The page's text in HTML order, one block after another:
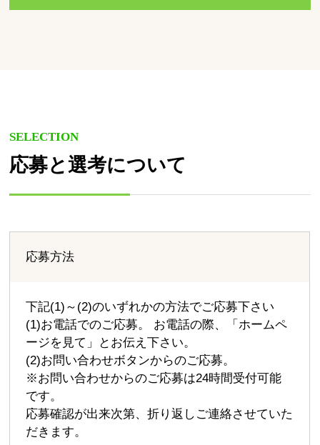
SELECTION
応募と選考について
応募方法
下記(1)～(2)のいずれかの方法でご応募下さい
(1)お電話でのご応募。 お電話の際、「ホームペ
ージを見て」とお伝え下さい。
(2)お問い合わせボタンからのご応募。
※お問い合わせからのご応募は24時間受付可能
です。
応募確認が出来次第、折り返しご連絡させていた
だきます。